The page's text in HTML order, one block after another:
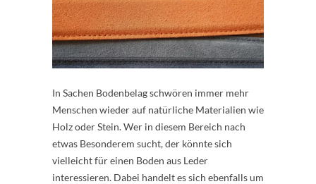
In Sachen Bodenbelag schwören immer mehr
Menschen wieder auf natürliche Materialien wie
Holz oder Stein. Wer in diesem Bereich nach
etwas Besonderem sucht, der könnte sich
vielleicht für einen Boden aus Leder
interessieren. Dabei handelt es sich ebenfalls um